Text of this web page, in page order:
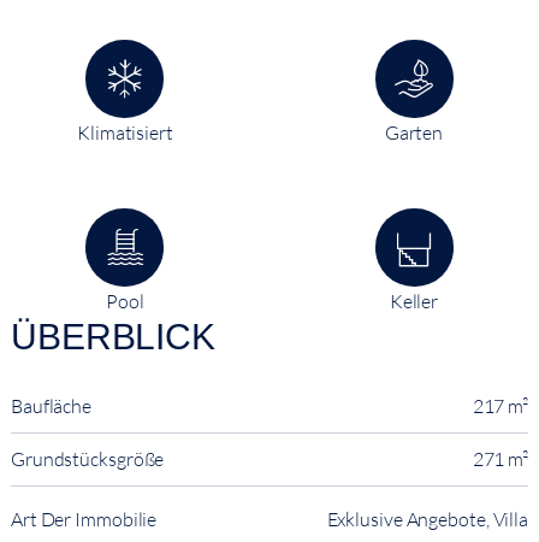
Klimatisiert Garten
Pool Keller
ÜBERBLICK
Baufläche 217 m²
Grundstücksgröße 271 m²
Art Der Immobilie Exklusive Angebote, Villa